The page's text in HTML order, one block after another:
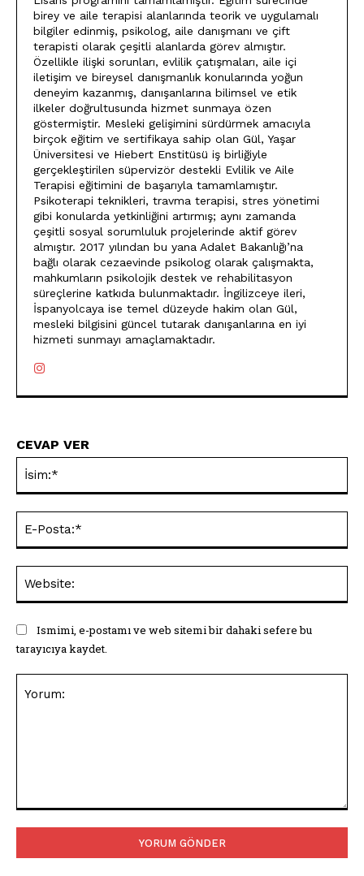
birey ve aile terapisi alanlarında teorik ve uygulamalı
bilgiler edinmiş, psikolog, aile danışmanı ve çift
terapisti olarak çeşitli alanlarda görev almıştır.
Özellikle ilişki sorunları, evlilik çatışmaları, aile içi
iletişim ve bireysel danışmanlık konularında yoğun
deneyim kazanmış, danışanlarına bilimsel ve etik
ilkeler doğrultusunda hizmet sunmaya özen
göstermiştir. Mesleki gelişimini sürdürmek amacıyla
birçok eğitim ve sertifikaya sahip olan Gül, Yaşar
Üniversitesi ve Hiebert Enstitüsü iş birliğiyle
gerçekleştirilen süpervizör destekli Evlilik ve Aile
Terapisi eğitimini de başarıyla tamamlamıştır.
Psikoterapi teknikleri, travma terapisi, stres yönetimi
gibi konularda yetkinliğini artırmış; aynı zamanda
çeşitli sosyal sorumluluk projelerinde aktif görev
almıştır. 2017 yılından bu yana Adalet Bakanlığı’na
bağlı olarak cezaevinde psikolog olarak çalışmakta,
mahkumların psikolojik destek ve rehabilitasyon
süreçlerine katkıda bulunmaktadır. İngilizceye ileri,
İspanyolcaya ise temel düzeyde hakim olan Gül,
mesleki bilgisini güncel tutarak danışanlarına en iyi
hizmeti sunmayı amaçlamaktadır.
CEVAP VER
Ismimi, e-postamı ve web sitemi bir dahaki sefere bu
tarayıcıya kaydet.